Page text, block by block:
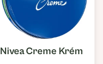
Nivea Creme Krém